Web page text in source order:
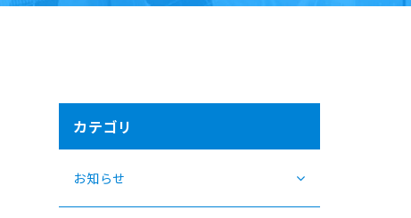
カテゴリ
お知らせ